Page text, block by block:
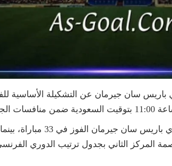
باريس سان جيرمان عن التشكيلة الأساسية